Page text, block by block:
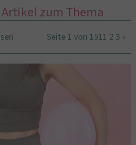
zum Thema
Seite 1 von 1511 2 3 »